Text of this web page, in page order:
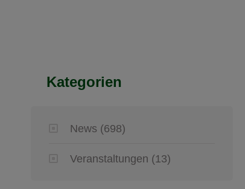
Kategorien
News (698)
Veranstaltungen (13)